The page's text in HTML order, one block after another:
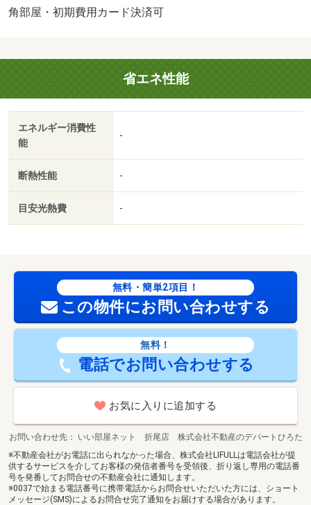
角部屋・初期費用カード決済可
省エネ性能
エネルギー消費性
能
-
断熱性能 -
目安光熱費 -
無料・簡単2項目！
この物件にお問い合わせする
無料！
電話でお問い合わせする
お気に入りに追加する
お問い合わせ先
いい部屋ネット 折尾店 株式会社不動産のデパートひろた
※不動産会社がお電話に出られなかった場合、株式会社LIFULLは電話会社が提
供するサービスを介してお客様の発信者番号を受領後、折り返し専用の電話番
号を発番してお問合せの不動産会社に通知します。
※0037で始まる電話番号に携帯電話からお問合せいただいた方には、ショート
メッセージ(SMS)によるお問合せ完了通知をお届けする場合があります。